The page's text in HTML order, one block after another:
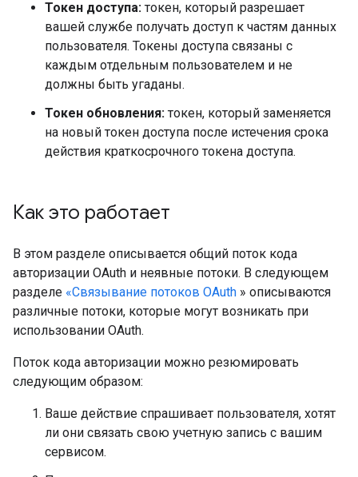
Токен доступа: токен, который разрешает
вашей службе получать доступ к частям данных
пользователя. Токены доступа связаны с
каждым отдельным пользователем и не
должны быть угаданы.
Токен обновления: токен, который заменяется
на новый токен доступа после истечения срока
действия краткосрочного токена доступа.
Как это работает
В этом разделе описывается общий поток кода
авторизации OAuth и неявные потоки. В следующем
разделе «Связывание потоков OAuth » описываются
различные потоки, которые могут возникать при
использовании OAuth.
Поток кода авторизации можно резюмировать
следующим образом:
Ваше действие спрашивает пользователя, хотят
ли они связать свою учетную запись с вашим
сервисом.